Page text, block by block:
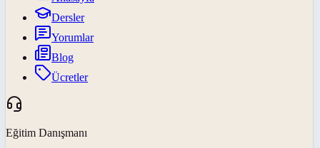
Dersler
Yorumlar
Blog
Ücretler
Eğitim Danışmanı